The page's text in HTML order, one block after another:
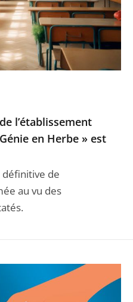
l’établissement
en Herbe » est
de
au vu des